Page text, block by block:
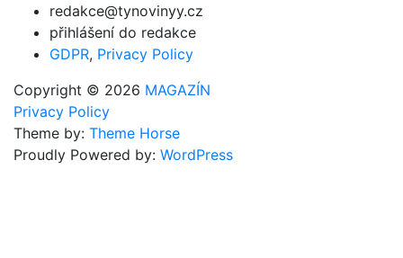
redakce@tynovinyy.cz
přihlášení do redakce
GDPR, Privacy Policy
Copyright © 2026 MAGAZÍN
Privacy Policy
Theme by: Theme Horse
Proudly Powered by: WordPress